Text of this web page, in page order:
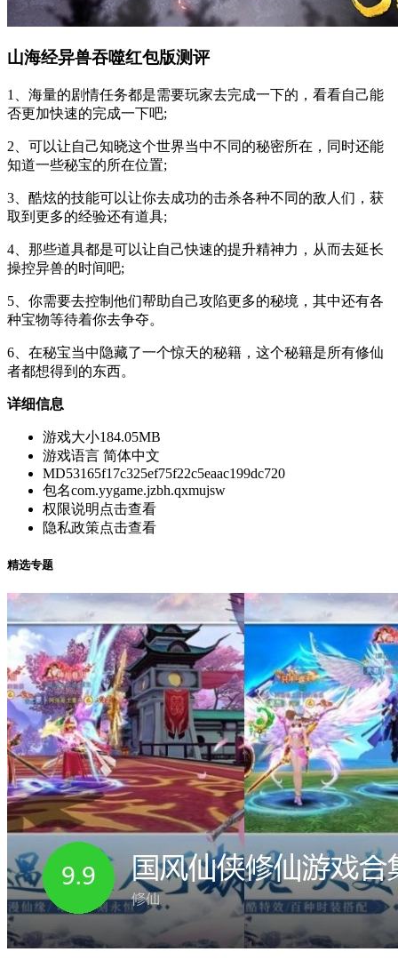
山海经异兽吞噬红包版测评
1、海量的剧情任务都是需要玩家去完成一下的，看看自己能
否更加快速的完成一下吧;
2、可以让自己知晓这个世界当中不同的秘密所在，同时还能
知道一些秘宝的所在位置;
3、酷炫的技能可以让你去成功的击杀各种不同的敌人们，获
取到更多的经验还有道具;
4、那些道具都是可以让自己快速的提升精神力，从而去延长
操控异兽的时间吧;
5、你需要去控制他们帮助自己攻陷更多的秘境，其中还有各
种宝物等待着你去争夺。
6、在秘宝当中隐藏了一个惊天的秘籍，这个秘籍是所有修仙
者都想得到的东西。
详细信息
游戏大小184.05MB
游戏语言 简体中文
MD53165f17c325ef75f22c5eaac199dc720
包名com.yygame.jzbh.qxmujsw
权限说明 点击查看
隐私政策点击查看
精选专题